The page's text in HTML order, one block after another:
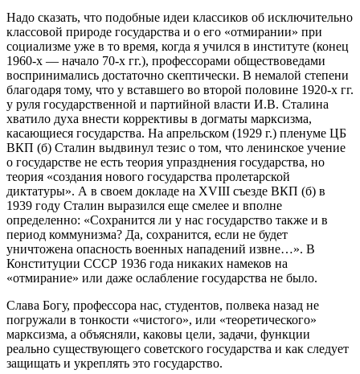
Надо сказать, что подобные идеи классиков об исключительно
классовой природе государства и о его «отмирании» при
социализме уже в то время, когда я учился в институте (конец
1960-х — начало 70-х гг.), профессорами обществоведами
воспринимались достаточно скептически. В немалой степени
благодаря тому, что у вставшего во второй половине 1920-х гг.
у руля государственной и партийной власти И.В. Сталина
хватило духа внести коррективы в догматы марксизма,
касающиеся государства. На апрельском (1929 г.) пленуме ЦБ
ВКП (б) Сталин выдвинул тезис о том, что ленинское учение
о государстве не есть теория упразднения государства, но
теория «создания нового государства пролетарской
диктатуры». А в своем докладе на XVIII съезде ВКП (б) в
1939 году Сталин выразился еще смелее и вполне
определенно: «Сохранится ли у нас государство также и в
период коммунизма? Да, сохранится, если не будет
уничтожена опасность военных нападений извне…». В
Конституции СССР 1936 года никаких намеков на
«отмирание» или даже ослабление государства не было.
Слава Богу, профессора нас, студентов, полвека назад не
погружали в тонкости «чистого», или «теоретического»
марксизма, а объясняли, каковы цели, задачи, функции
реально существующего советского государства и как следует
защищать и укреплять это государство.